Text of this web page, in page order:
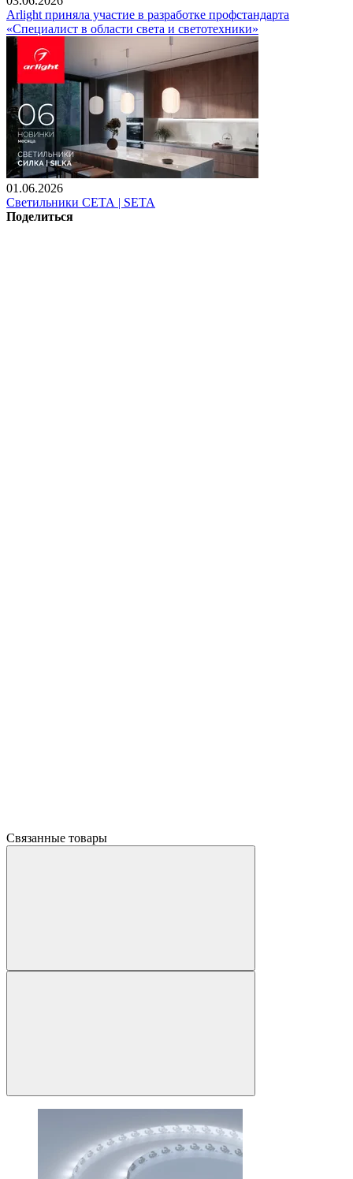
Arlight приняла участие в разработке профстандарта
«Специалист в области света и светотехники»
01.06.2026
Светильники СЕТА | SETA
Поделиться
Связанные товары